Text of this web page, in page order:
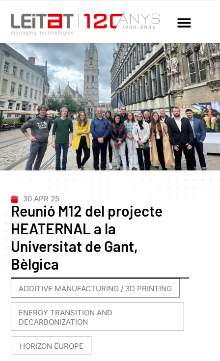
30 APR 25
Reunió M12 del projecte
HEATERNAL a la
Universitat de Gant,
Bèlgica
ADDITIVE MANUFACTURING / 3D PRINTING
ENERGY TRANSITION AND
DECARBONIZATION
HORIZON EUROPE